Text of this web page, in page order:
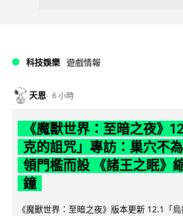
科技娛樂 遊戲情報
天恩 6 小時
《魔獸世界：至暗之夜》
克的詛咒」專訪：巢穴不
領門檻而設 《諸王之眠》
鐘
《魔獸世界：至暗之夜》版本更新 12.1「